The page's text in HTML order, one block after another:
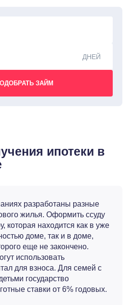
ДНЕЙ
ипотеки в
разработаны разные
жилья. Оформить ссуду
которая находится как в уже
доме, так и в доме,
еще не закончено.
использовать
для взноса. Для семей с
государство
ставки от 6% годовых.